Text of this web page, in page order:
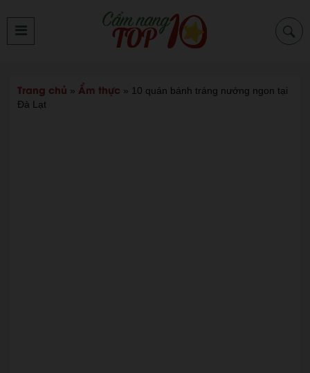
Trang chủ » Ẩm thực » 10 quán bánh tráng nướng ngon tại
Đà Lạt